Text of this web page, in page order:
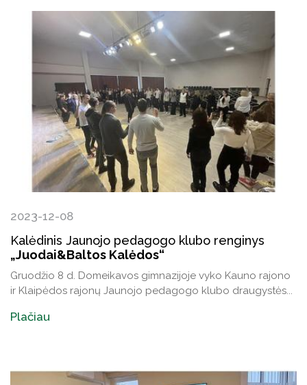
2023-12-08
Kalėdinis Jaunojo pedagogo klubo renginys
„Juodai&Baltos Kalėdos“
Gruodžio 8 d. Domeikavos gimnazijoje vyko Kauno rajono
ir Klaipėdos rajonų Jaunojo pedagogo klubo draugystės...
Plačiau